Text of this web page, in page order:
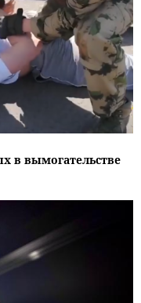
в вымогательстве